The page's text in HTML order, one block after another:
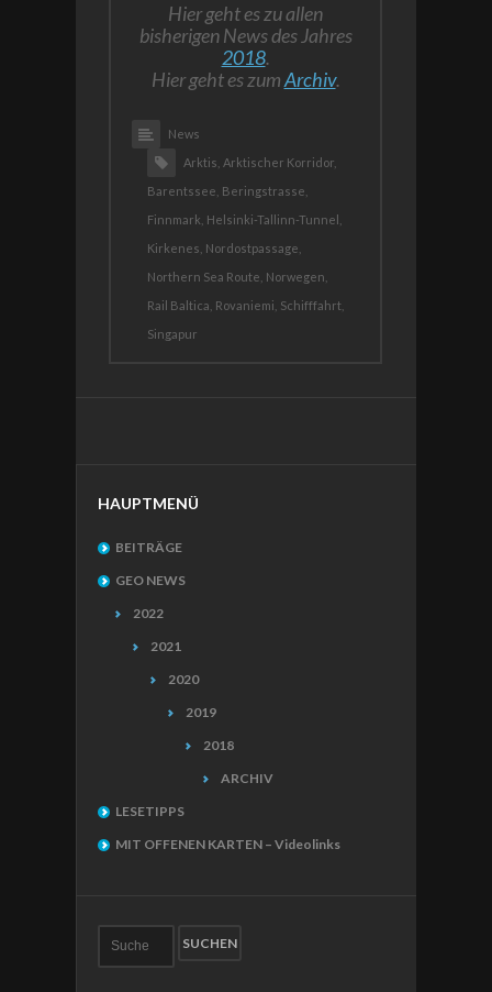
Hier geht es zu allen
bisherigen News des Jahres
2018.
Hier geht es zumArchiv.
News
Arktis, Arktischer Korridor,
Barentssee, Beringstrasse,
Finnmark, Helsinki-Tallinn-Tunnel,
Kirkenes, Nordostpassage,
Northern Sea Route, Norwegen,
Rail Baltica, Rovaniemi, Schifffahrt,
Singapur
HAUPTMENÜ
BEITRÄGE
GEO NEWS
2022
2021
2020
2019
2018
ARCHIV
LESETIPPS
MIT OFFENEN KARTEN – Videolinks